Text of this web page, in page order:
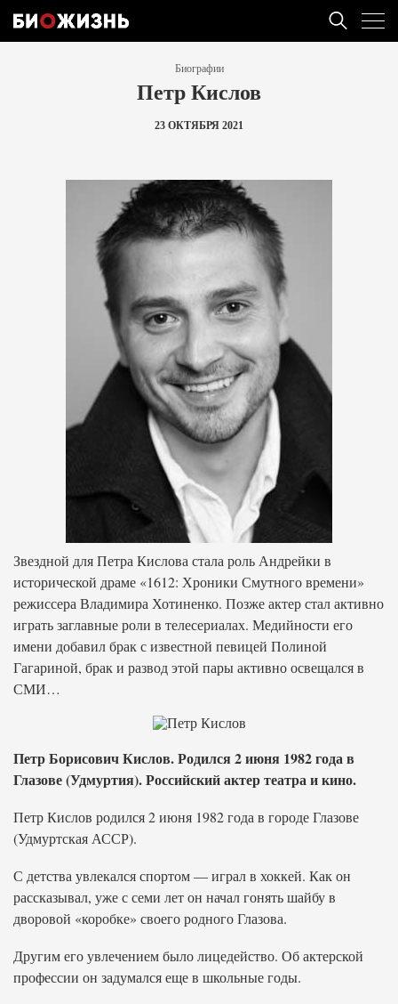
Биографии
Петр Кислов
23 ОКТЯБРЯ 2021
Звездной для Петра Кислова стала роль Андрейки в
исторической драме «1612: Хроники Смутного времени»
режиссера Владимира Хотиненко. Позже актер стал активно
играть заглавные роли в телесериалах. Медийности его
имени добавил брак с известной певицей Полиной
Гагариной, брак и развод этой пары активно освещался в
СМИ…
Петр Борисович Кислов. Родился 2 июня 1982 года в
Глазове (Удмуртия). Российский актер театра и кино.
Петр Кислов родился 2 июня 1982 года в городе Глазове
(Удмуртская АССР).
С детства увлекался спортом — играл в хоккей. Как он
рассказывал, уже с семи лет он начал гонять шайбу в
дворовой «коробке» своего родного Глазова.
Другим его увлечением было лицедейство. Об актерской
профессии он задумался еще в школьные годы.